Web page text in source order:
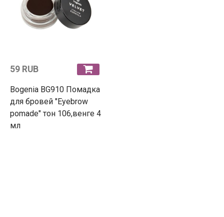
59 RUB
Bogenia BG910 Помадка
для бровей "Eyebrow
pomade" тон 106,венге 4
мл